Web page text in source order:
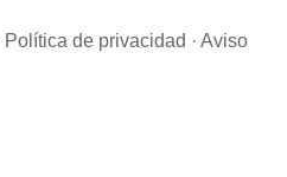
Política de privacidad · Aviso